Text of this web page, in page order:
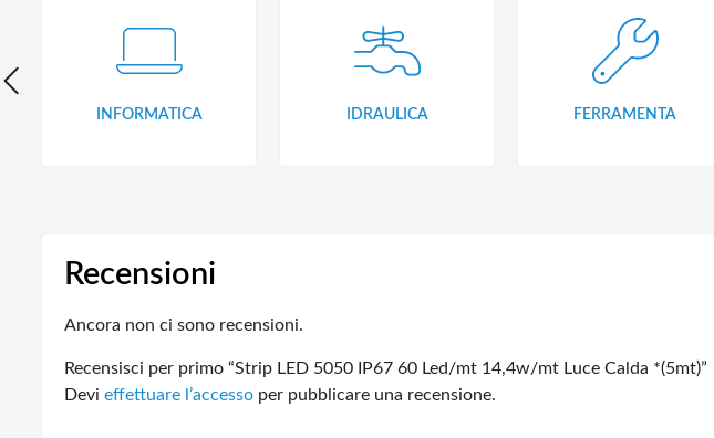
INFORMATICA IDRAULICA FERRAMENTA
Recensioni
Ancora non ci sono recensioni.
Recensisci per primo “Strip LED 5050 IP67 60 Led/mt 14,4w/mt Luce Calda *(5mt)”
Devi effettuare l’accesso per pubblicare una recensione.